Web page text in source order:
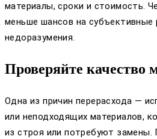
материалы, сроки и стоимость.
меньше шансов на субъективные
недоразумения.
Проверяйте качество
Одна из причин перерасхода —
или неподходящих материалов,
из строя или потребуют замены.